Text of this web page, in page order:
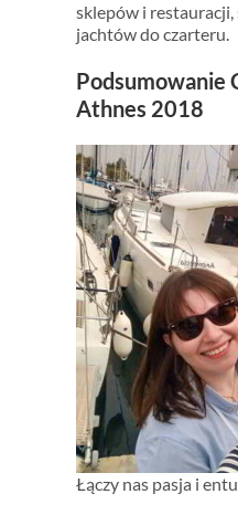
sklepów i
jachtów do czarteru.
Podsumowanie
Athnes 2018
Łączy nas pasja i